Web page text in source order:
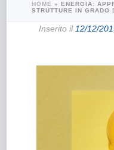
HOME » ENERGIA:
STRUTTURE IN GRADO
Inserito il 12/12/